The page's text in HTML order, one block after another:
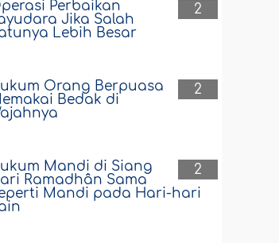
2
Perbaikan
Jika Salah
Lebih Besar
2
Orang Berpuasa
Bedak di
2
Mandi di Siang
Ramadhân Sama
Mandi pada Hari-hari